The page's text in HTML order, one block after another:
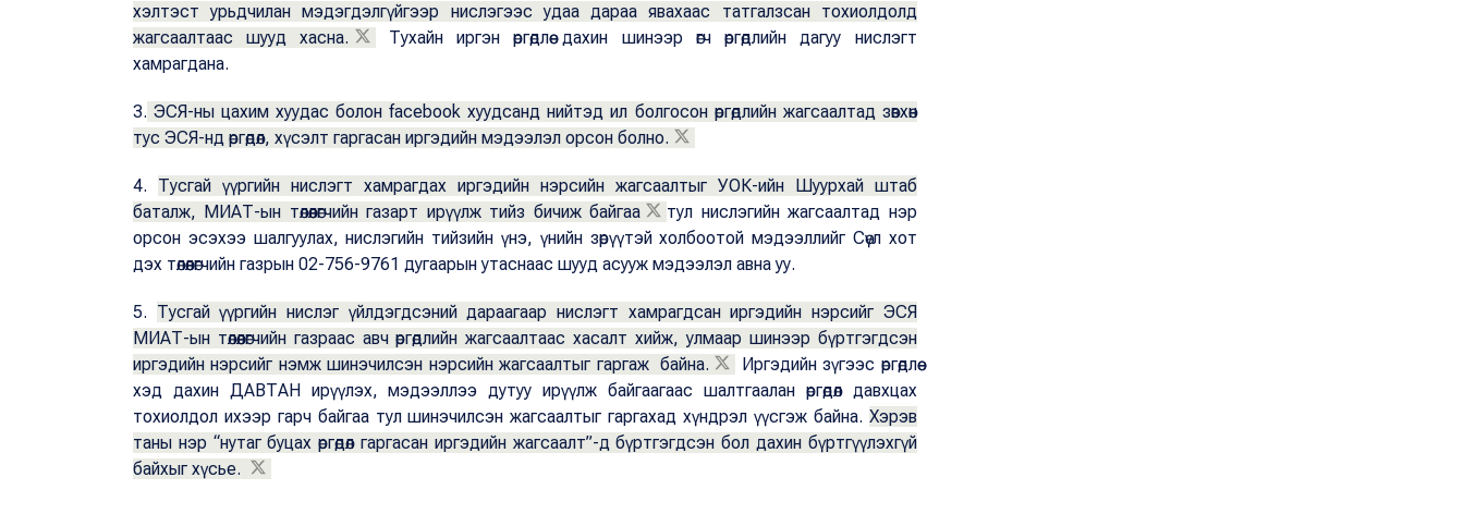
хэлтэст урьдчилан мэдэгдэлгүйгээр нислэгээс удаа дараа явахаас татгалзсан тохиолдолд
жагсаалтаас шууд хасна.
Тухайн иргэн өргөдлөө дахин шинээр өгч өргөдлийн дагуу нислэгт
хамрагдана.
3. ЭСЯ-ны цахим хуудас болон facebook хуудсанд нийтэд ил болгосон өргөдлийн жагсаалтад зөвхөн
тус ЭСЯ-нд өргөдөл, хүсэлт гаргасан иргэдийн мэдээлэл орсон болно.
4. Тусгай үүргийн нислэгт хамрагдах иргэдийн нэрсийн жагсаалтыг УОК-ийн Шуурхай штаб
баталж, МИАТ-ын төлөөлөгчийн газарт ирүүлж тийз бичиж байгаа
тул нислэгийн жагсаалтад нэр
орсон эсэхээ шалгуулах, нислэгийн тийзийн үнэ, үнийн зөрүүтэй холбоотой мэдээллийг Сөүл хот
дэх төлөөлөгчийн газрын 02-756-9761 дугаарын утаснаас шууд асууж мэдээлэл авна уу.
5. Тусгай үүргийн нислэг үйлдэгдсэний дараагаар нислэгт хамрагдсан иргэдийн нэрсийг ЭСЯ
МИАТ-ын төлөөлөгчийн газраас авч өргөдлийн жагсаалтаас хасалт хийж, улмаар шинээр бүртгэгдсэн
иргэдийн нэрсийг нэмж шинэчилсэн нэрсийн жагсаалтыг гаргаж байна.
Иргэдийн зүгээс өргөдлөө
хэд дахин ДАВТАН ирүүлэх, мэдээллээ дутуу ирүүлж байгаагаас шалтгаалан өргөдөл давхцах
тохиолдол ихээр гарч байгаа тул шинэчилсэн жагсаалтыг гаргахад хүндрэл үүсгэж байна. Хэрэв
таны нэр “нутаг буцах өргөдөл гаргасан иргэдийн жагсаалт”-д бүртгэгдсэн бол дахин бүртгүүлэхгүй
байхыг хүсье.